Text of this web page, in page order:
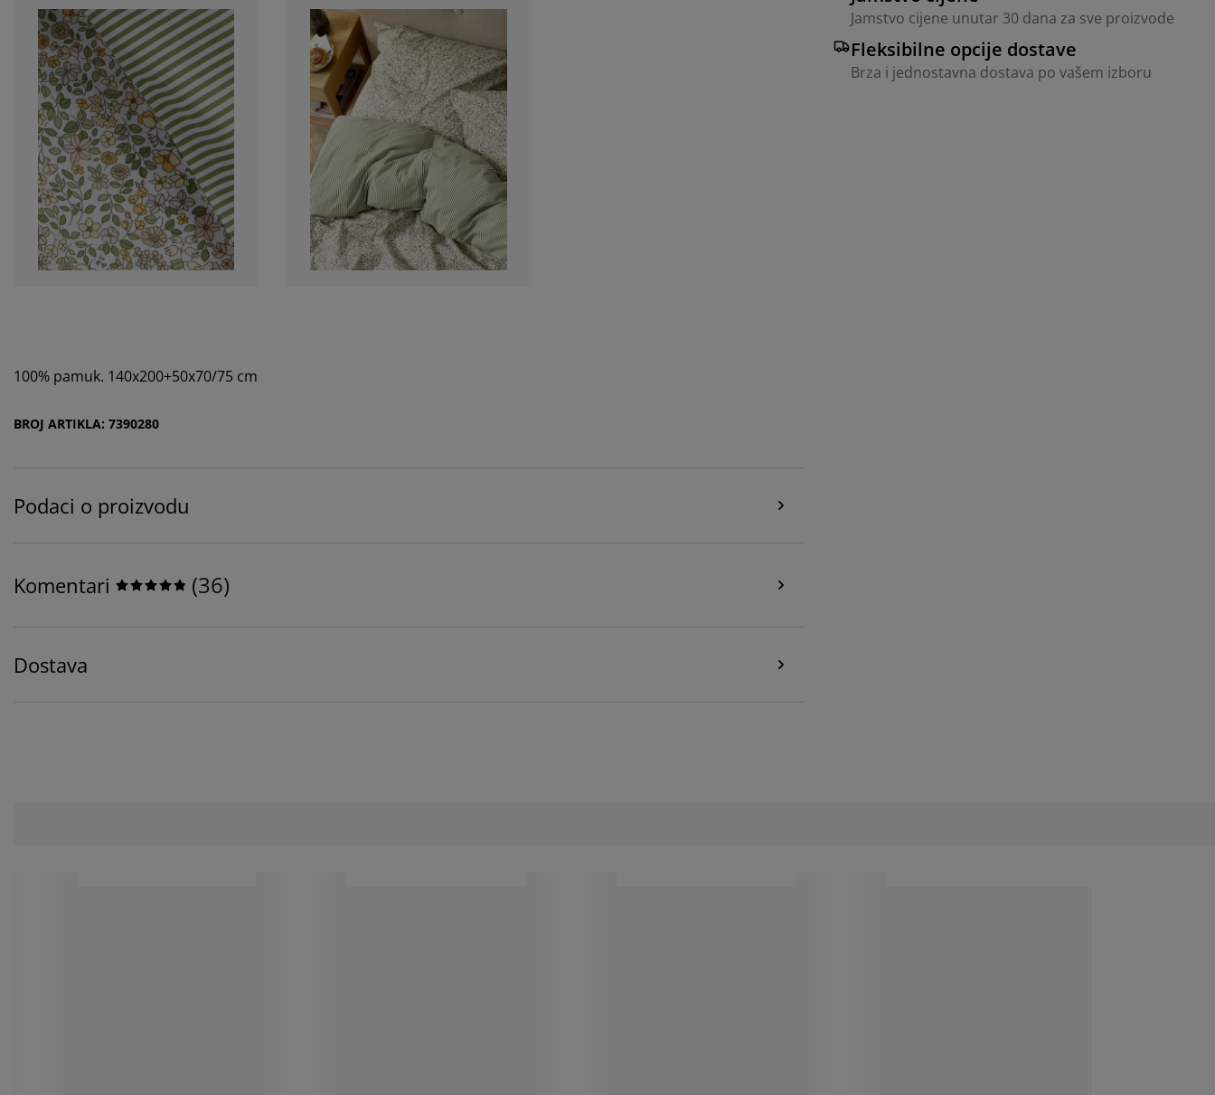
Jamstvo cijene unutar 30 dana za sve proizvode
Fleksibilne opcije dostave
Brza i jednostavna dostava po vašem izboru
100% pamuk. 140x200+50x70/75 cm
BROJ ARTIKLA: 7390280
Podaci o proizvodu
Komentari (36)
Dostava